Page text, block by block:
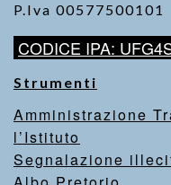
P.Iva 00577500101
CODICE IPA:
Strumenti
Amministrazione
l’Istituto
Segnalazione